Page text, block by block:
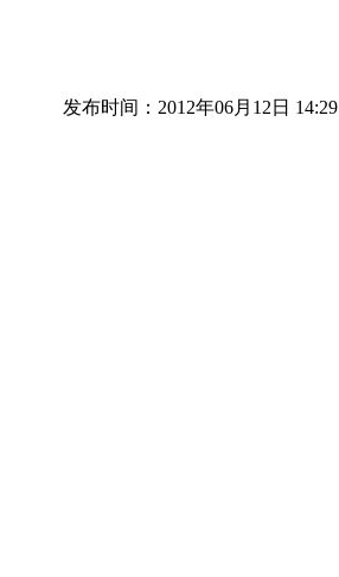
发布时间：2012年06月12日 14:29